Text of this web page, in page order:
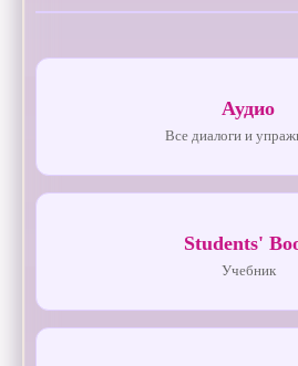
Аудио
Все диалоги и
Students'
Учебник